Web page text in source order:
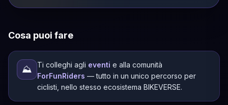
Cosa puoi fare
⛰️ Ti colleghi agli eventi e alla comunità
ForFunRiders — tutto in un unico percorso per
ciclisti, nello stesso ecosistema BIKEVERSE.